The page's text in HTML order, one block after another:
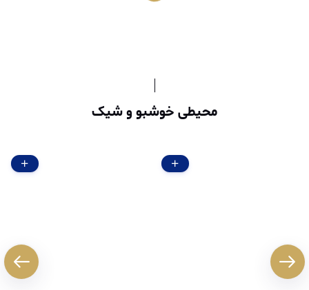
محیطی خوشبو و شیک